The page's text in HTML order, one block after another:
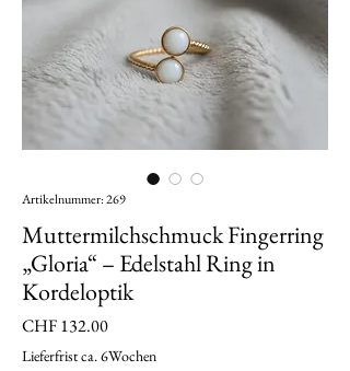
Artikelnummer: 269
Muttermilchschmuck Fingerring
„Gloria“ – Edelstahl Ring in
Kordeloptik
CHF 132.00Preis
Lieferfrist ca. 6Wochen